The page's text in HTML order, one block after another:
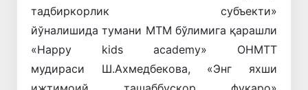
тадбиркорлик субъекти»
йўналишида тумани МТМ бўлимига қарашли
«Happy kids academy» ОНМТТ
мудираси Ш.Ахмедбекова, «Энг яхши